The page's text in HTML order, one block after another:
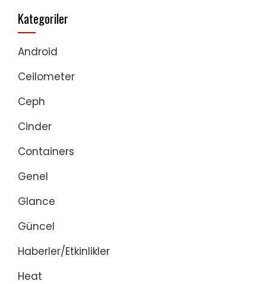
Kategoriler
Android
Ceilometer
Ceph
Cinder
Containers
Genel
Glance
Güncel
Haberler/Etkinlikler
Heat